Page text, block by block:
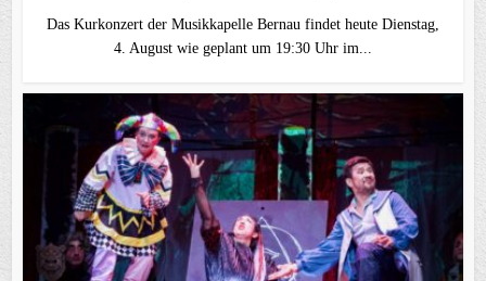
Das Kurkonzert der Musikkapelle Bernau findet heute Dienstag,
4. August wie geplant um 19:30 Uhr im...